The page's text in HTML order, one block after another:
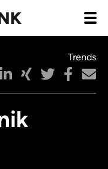
Trends